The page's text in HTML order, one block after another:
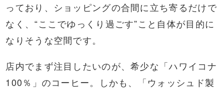
っており、ショッピングの合間に立ち寄るだけで
なく、“ここでゆっくり過ごす”こと自体が目的に
なりそうな空間です。
店内でまず注目したいのが、希少な「ハワイコナ
100％」のコーヒー。しかも、「ウォッシュド製